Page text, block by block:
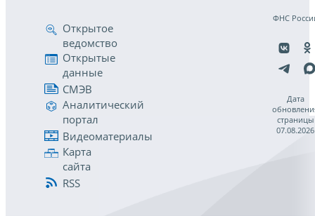
Открытое
ведомство
Открытые
данные
СМЭВ
Аналитический
портал
Видеоматериалы
Карта
сайта
RSS
ФНС
Дата
страницы
07.08.2026